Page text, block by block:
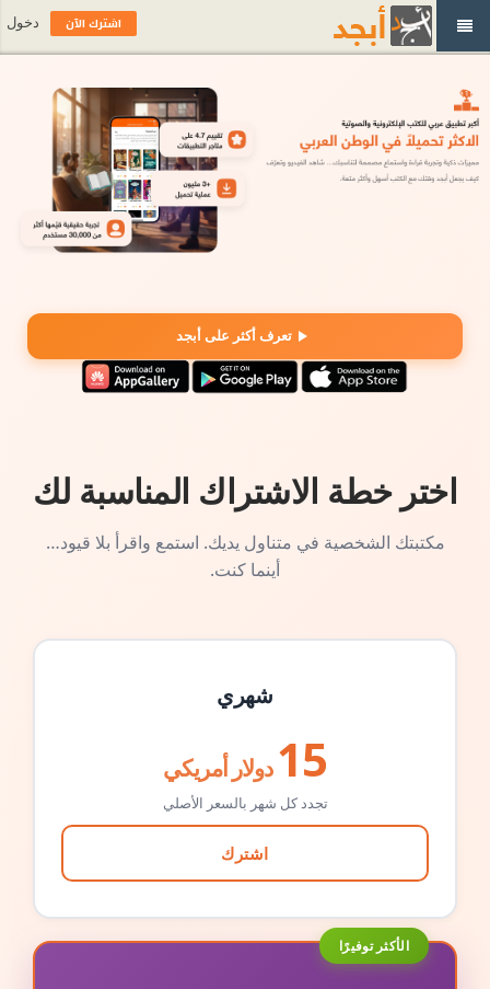
تعرف أكثر على أبجد
اختر خطة الاشتراك المناسبة لك
مكتبتك الشخصية في متناول يديك. استمع واقرأ بلا قيود…
أينما كنت.
شهري
15 دولار أمريكي
تجدد كل شهر بالسعر الأصلي
اشترك
الأكثر توفيرًا
اشترك الآن دخول